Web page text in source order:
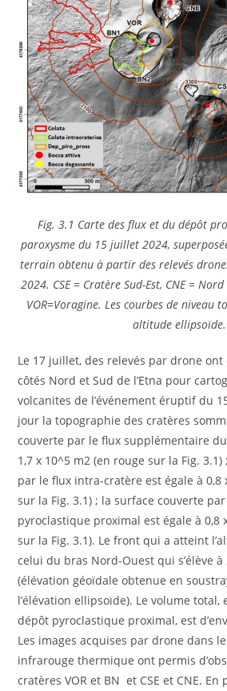
Fig. 3.1 Carte des flux et du dépôt
paroxysme du 15 juillet 2024,
terrain obtenu à partir des relevés
2024. CSE = Cratère Sud-Est, CNE =
VOR=Voragine. Les courbes de niveau
altitude ellipsoïde.
Le 17 juillet, des relevés par drone
côtés Nord et Sud de l’Etna pour
volcanites de l’événement éruptif du
jour la topographie des cratères
couverte par le flux supplémentaire
1,7 x 10^5 m2 (en rouge sur la Fig.
par le flux intra-cratère est égale à 0,8
sur la Fig. 3.1) ; la surface couverte
pyroclastique proximal est égale à 0,8
sur la Fig. 3.1). Le front qui a atteint
celui du bras Nord-Ouest qui s’élève à
(élévation géoïdale obtenue en
l’élévation ellipsoïde). Le volume total,
dépôt pyroclastique proximal, est
Les images acquises par drone dans
infrarouge thermique ont permis
cratères VOR et BN et CSE et CNE. En